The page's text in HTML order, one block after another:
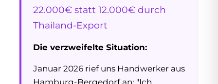
22.000€ statt 12.000€ durch
Thailand-Export
Die verzweifelte Situation:
Januar 2026 rief uns Handwerker aus
Hamburg-Bergedorf an: "Ich